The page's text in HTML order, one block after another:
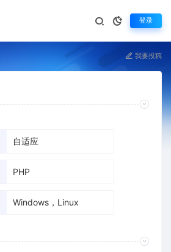
登录
我要投稿
自适应
PHP
Windows，Linux